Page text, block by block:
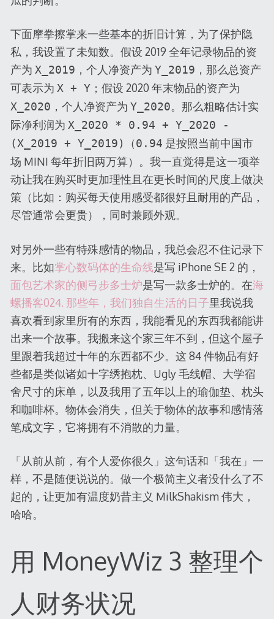
下面摩拳擦掌来一些基本的折旧计算，为了保护隐
私，我设置了未知数。假设 2019 全年记录物品的资
产为 X_2019 ，个人净资产为 Y_2019 ，那么总资产
可表示为 X + Y；假设 2020 年末物品的资产为
X_2020 ，个人净资产为 Y_2020。那么粗略估计实
际净利润为 X_2020 * 0.94 + Y_2020 -
(X_2019 + Y_2019)
（ 0.94 是按照当前中国市
场 MINI 每年折旧两万算）。我一直觉得是这一项举
动让我在购买时更加理性且在更长时间的尺度上做决
策（比如：购买每天使用感受都很好且耐用的产品，
尽管通常会更贵），同时兼顾外观。
对另外一些有特殊感情的物品，我总会忍不住记录下
来。比如掌心数码体的生命线是写 iPhone SE 2 的，
面包艺术家的侧弓步多士炉是写一款多士炉的。在海
螺播客024. 那些年，我们独自生活的日子里我说我
喜欢看到家里所有的东西，我能看见的东西我都能讲
出来一个故事。我搬来这个家三年不到，但这个屋子
里跟着我超过十年的东西都不少。这 84 件物品有好
些都是类似诸如十字绣抱枕、Ugly 毛线帽、大学宿
舍尺寸的床单，以及我用了五年以上的瑜伽垫、枕头
和咖啡杯。物体会消失，但关于物体的故事和感情落
笔成文字，它将拥有不消散的力量。
「从前从前，有个人爱你很久」这句话和「我在」一
样，不是随便说说的。做一个极简主义者没什么了不
起的，让更加有温度奶昔主义 MilkShakism 伟大，
哈哈。
用 MoneyWiz 3 整理个
人财务状况